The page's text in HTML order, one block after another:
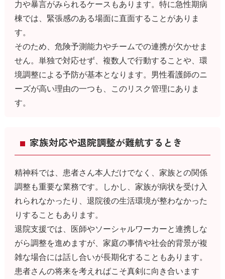
力や暴言がみられるケースもあります。特に急性期病
棟では、緊張感のある場面に直面することがありま
す。
そのため、危険予測能力やチームでの連携が欠かせま
せん。単独で対応せず、複数人で行動することや、環
境調整による予防が基本となります。男性看護師のニ
ーズが高い理由の一つも、このリスク管理にありま
す。
家族対応や退院調整が難航するとき
精神科では、患者さん本人だけでなく、家族との関係
調整も重要な業務です。しかし、家族が病状を受け入
れられなかったり、退院後の生活環境が整わなかった
りすることもあります。
退院支援では、医師やソーシャルワーカーと連携しな
がら調整を進めますが、家庭の事情や社会的背景が複
雑な場合には話し合いが長期化することもあります。
患者さんの将来を考えればこそ真剣に向き合います